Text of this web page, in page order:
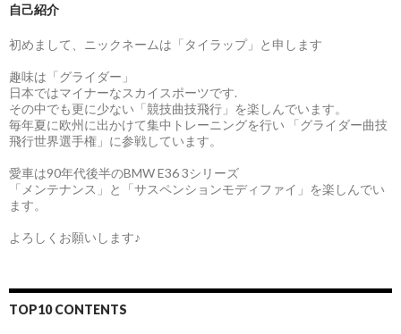
自己紹介
初めまして、ニックネームは「タイラップ」と申します
趣味は「グライダー」
日本ではマイナーなスカイスポーツです.
その中でも更に少ない「競技曲技飛行」を楽しんでいます。
毎年夏に欧州に出かけて集中トレーニングを行い 「グライダー曲技
飛行世界選手権」に参戦しています。
愛車は90年代後半のBMW E36 3シリーズ
「メンテナンス」と「サスペンションモディファイ」を楽しんでい
ます。
よろしくお願いします♪
TOP10 CONTENTS